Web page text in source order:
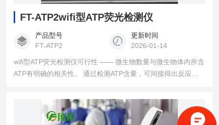
FT-ATP2wifi型ATP荧光检测仪
产品型号
FT-ATP2
更新时间
2026-01-14
wifi型ATP荧光检测仪可行性 —— 微生物数量与微生物体内所含
ATP有明确的相关性。 通过检测ATP含量，可间接得出反应中